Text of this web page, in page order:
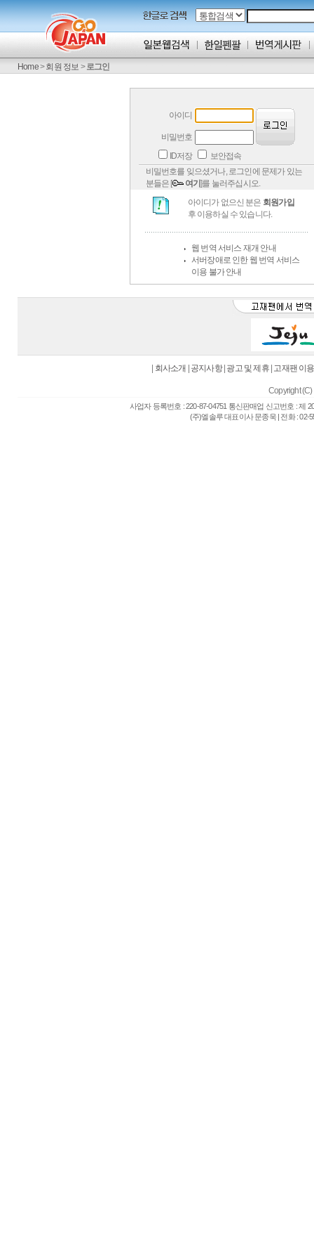
Home>회원 정보 >로그인
아이디
비밀번호
ID저장
보안접속
비밀번호를 잊으셨거나, 로그인에 문제가 있는
분들은 [
여기]를 눌러주십시오.
아이디가 없으신 분은 회원가입
후 이용하실 수 있습니다.
웹 번역 서비스 재개 안내
서버장애로 인한 웹 번역 서비스
이용 불가 안내
회사소개 공지사항| 광고 및 제휴| 고재팬 이
Copyright (C)
사업자 등록번호 : 220-87-04751 통신판매업 신고번호 : 제
(주)엘솔루 대표이사 문종욱 | 전화 : 02-